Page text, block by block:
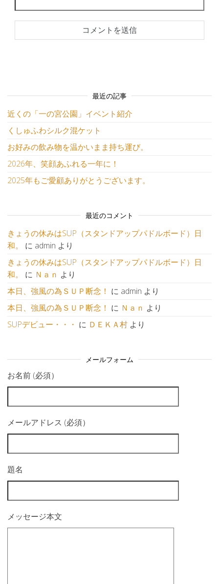
最近の記事
近くの「一の宮公園」イベント紹介
くしゅふわシルク混ケット
お好みの飲み物を温かいまま持ち運び。
2026年、笑顔あふれる一年に！
2025年もご愛顧ありがとうございます。
最近のコメント
きょうの休みはSUP（スタンドアップパドルボード）日
和。
に admin より
きょうの休みはSUP（スタンドアップパドルボード）日
和。
に Ｎａｎ より
本日、強風の為ＳＵＰ断念！ に admin より
本日、強風の為ＳＵＰ断念！ に Ｎａｎ より
SUPデビュー・・・ に ＤＥＫＡ村 より
メールフォーム
お名前 (必須）
メールアドレス (必須）
題名
メッセージ本文